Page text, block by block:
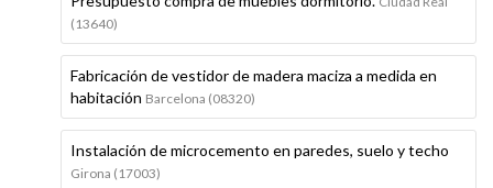
(13640)
Fabricación de vestidor de madera maciza a medida en
habitación Barcelona (08320)
Instalación de microcemento en paredes, suelo y techo
Girona (17003)